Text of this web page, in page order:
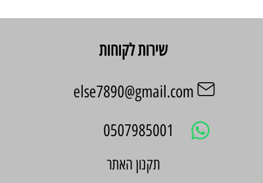
שירות לקוחות
else7890@gmail.com
0507985001